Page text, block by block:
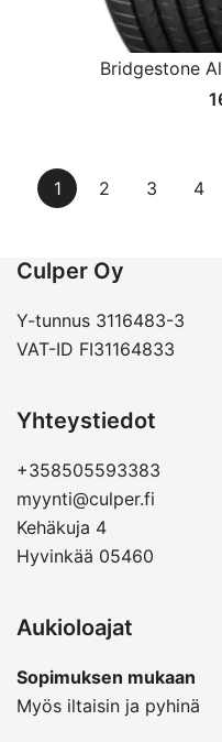
Bridgestone
1 2 3 4
Culper Oy
Y-tunnus 3116483-3
VAT-ID FI31164833
Yhteystiedot
+358505593383
myynti@culper.fi
Kehäkuja 4
Hyvinkää 05460
Aukioloajat
Sopimuksen mukaan
Myös iltaisin ja pyhinä